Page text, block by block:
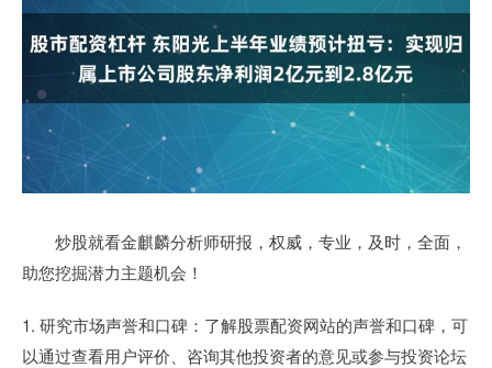
炒股就看金麒麟分析师研报，权威，专业，及时，全面，
助您挖掘潜力主题机会！
1. 研究市场声誉和口碑：了解股票配资网站的声誉和口碑，可
以通过查看用户评价、咨询其他投资者的意见或参与投资论坛